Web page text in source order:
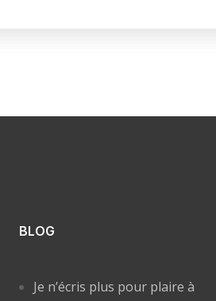
BLOG
Je n’écris plus pour plaire à